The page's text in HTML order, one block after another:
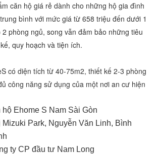
căn hộ giá rẻ dành cho những hộ gia đình
bình với mức giá từ 658 triệu đến dưới 1
phòng ngủ, song vẫn đảm bảo những tiêu
quy hoạch và tiện ích.
có diện tích từ 40-75m2, thiết kế 2-3 phòng
công năng sử dụng của một nơi an cư hiện
Ehome S Nam Sài Gòn
Mizuki Park, Nguyễn Văn Linh, Bình
ty CP đầu tư Nam Long